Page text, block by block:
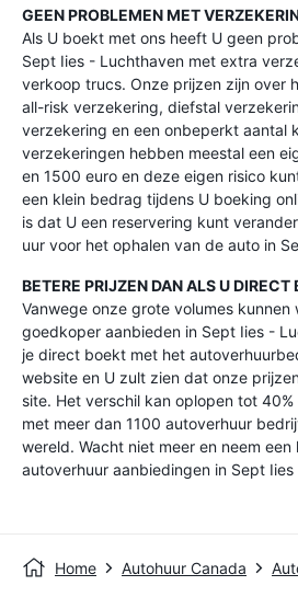
GEEN PROBLEMEN MET
Als U boekt met ons heeft U geen
Sept Iies - Luchthaven met extra
verkoop trucs. Onze prijzen zijn over
all-risk verzekering, diefstal
verzekering en een onbeperkt aantal
verzekeringen hebben meestal een
en 1500 euro en deze eigen risico
een klein bedrag tijdens U boeking
is dat U een reservering kunt
uur voor het ophalen van de auto in
BETERE PRIJZEN DAN ALS U DIRECT
Vanwege onze grote volumes kunnen
goedkoper aanbieden in Sept Iies -
je direct boekt met het
website en U zult zien dat onze
site. Het verschil kan oplopen tot
met meer dan 1100 autoverhuur
wereld. Wacht niet meer en neem een
autoverhuur aanbiedingen in Sept
Home Autohuur Canada